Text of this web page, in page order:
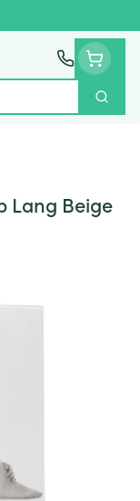
Zoek
Lang Beige